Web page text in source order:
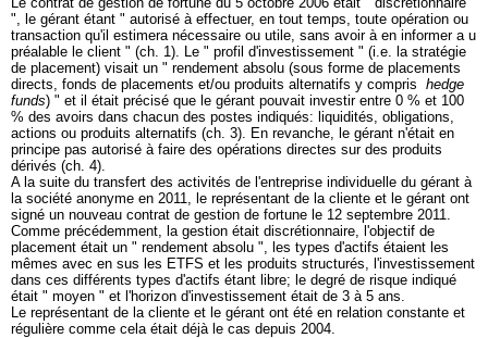
", le gérant étant " autorisé à effectuer, en tout temps, toute opération ou
transaction qu'il estimera nécessaire ou utile, sans avoir à en informer a u
préalable le client " (ch. 1). Le " profil d'investissement " (i.e. la stratégie
de placement) visait un " rendement absolu (sous forme de placements
directs, fonds de placements et/ou produits alternatifs y compris hedge
funds) " et il était précisé que le gérant pouvait investir entre 0 % et 100
% des avoirs dans chacun des postes indiqués: liquidités, obligations,
actions ou produits alternatifs (ch. 3). En revanche, le gérant n'était en
principe pas autorisé à faire des opérations directes sur des produits
dérivés (ch. 4).
A la suite du transfert des activités de l'entreprise individuelle du gérant à
la société anonyme en 2011, le représentant de la cliente et le gérant ont
signé un nouveau contrat de gestion de fortune le 12 septembre 2011.
Comme précédemment, la gestion était discrétionnaire, l'objectif de
placement était un " rendement absolu ", les types d'actifs étaient les
mêmes avec en sus les ETFS et les produits structurés, l'investissement
dans ces différents types d'actifs étant libre; le degré de risque indiqué
était " moyen " et l'horizon d'investissement était de 3 à 5 ans.
Le représentant de la cliente et le gérant ont été en relation constante et
régulière comme cela était déjà le cas depuis 2004.